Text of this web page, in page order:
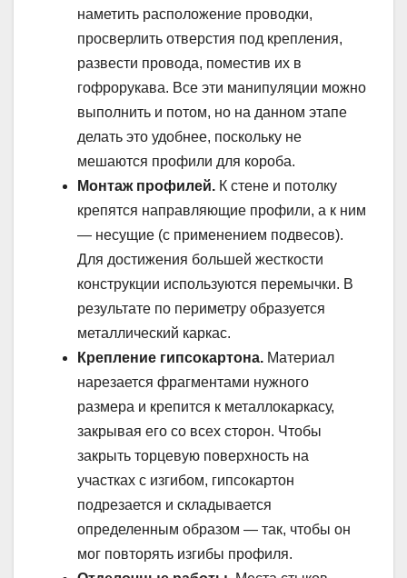
наметить расположение проводки,
просверлить отверстия под крепления,
развести провода, поместив их в
гофрорукава. Все эти манипуляции можно
выполнить и потом, но на данном этапе
делать это удобнее, поскольку не
мешаются профили для короба.
Монтаж профилей. К стене и потолку
крепятся направляющие профили, а к ним
— несущие (с применением подвесов).
Для достижения большей жесткости
конструкции используются перемычки. В
результате по периметру образуется
металлический каркас.
Крепление гипсокартона. Материал
нарезается фрагментами нужного
размера и крепится к металлокаркасу,
закрывая его со всех сторон. Чтобы
закрыть торцевую поверхность на
участках с изгибом, гипсокартон
подрезается и складывается
определенным образом — так, чтобы он
мог повторять изгибы профиля.